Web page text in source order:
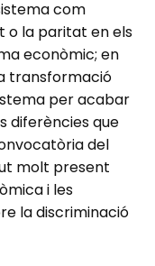
com
o la paritat en els
econòmic; en
transformació
per acabar
diferències que
del
molt present
i les
la discriminació